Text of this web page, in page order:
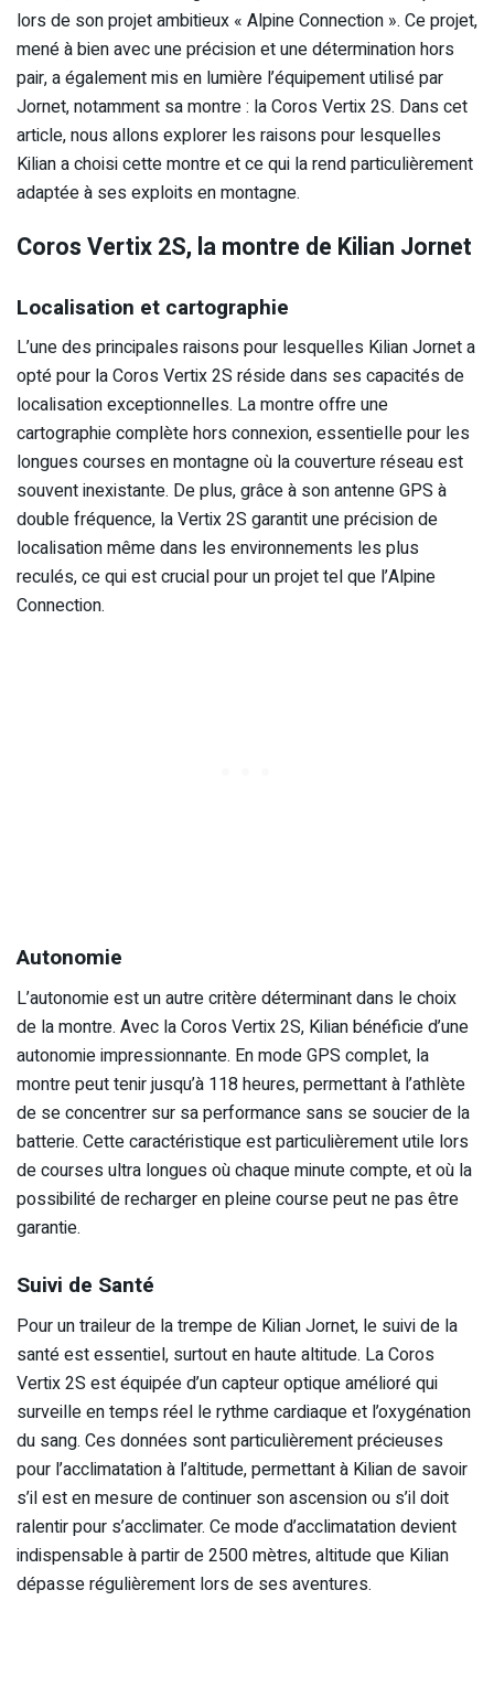
lors de son projet ambitieux « Alpine Connection ». Ce projet,
mené à bien avec une précision et une détermination hors
pair, a également mis en lumière l’équipement utilisé par
Jornet, notamment sa montre : la Coros Vertix 2S. Dans cet
article, nous allons explorer les raisons pour lesquelles
Kilian a choisi cette montre et ce qui la rend particulièrement
adaptée à ses exploits en montagne.
Coros Vertix 2S, la montre de Kilian Jornet
Localisation et cartographie
L’une des principales raisons pour lesquelles Kilian Jornet a
opté pour la Coros Vertix 2S réside dans ses capacités de
localisation exceptionnelles. La montre offre une
cartographie complète hors connexion, essentielle pour les
longues courses en montagne où la couverture réseau est
souvent inexistante. De plus, grâce à son antenne GPS à
double fréquence, la Vertix 2S garantit une précision de
localisation même dans les environnements les plus
reculés, ce qui est crucial pour un projet tel que l’Alpine
Connection.
Autonomie
L’autonomie est un autre critère déterminant dans le choix
de la montre. Avec la Coros Vertix 2S, Kilian bénéficie d’une
autonomie impressionnante. En mode GPS complet, la
montre peut tenir jusqu’à 118 heures, permettant à l’athlète
de se concentrer sur sa performance sans se soucier de la
batterie. Cette caractéristique est particulièrement utile lors
de courses ultra longues où chaque minute compte, et où la
possibilité de recharger en pleine course peut ne pas être
garantie.
Suivi de Santé
Pour un traileur de la trempe de Kilian Jornet, le suivi de la
santé est essentiel, surtout en haute altitude. La Coros
Vertix 2S est équipée d’un capteur optique amélioré qui
surveille en temps réel le rythme cardiaque et l’oxygénation
du sang. Ces données sont particulièrement précieuses
pour l’acclimatation à l’altitude, permettant à Kilian de savoir
s’il est en mesure de continuer son ascension ou s’il doit
ralentir pour s’acclimater. Ce mode d’acclimatation devient
indispensable à partir de 2500 mètres, altitude que Kilian
dépasse régulièrement lors de ses aventures.